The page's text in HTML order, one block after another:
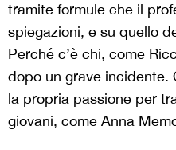
tramite formule che il
spiegazioni, e su quello
Perché c’è chi, come
dopo un grave incidente.
la propria passione per
giovani, come Anna